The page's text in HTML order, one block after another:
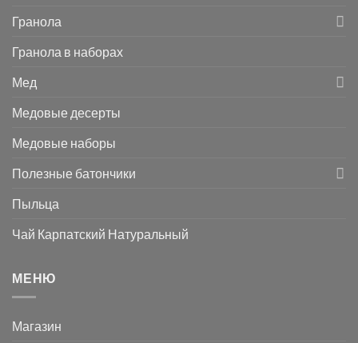
Гранола
Гранола в наборах
Мед
Медовые десерты
Медовые наборы
Полезные батончики
Пыльца
Чай Карпатский Натуральный
МЕНЮ
Магазин